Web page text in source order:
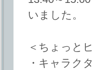
いました。
＜ちょっと
・キャラク